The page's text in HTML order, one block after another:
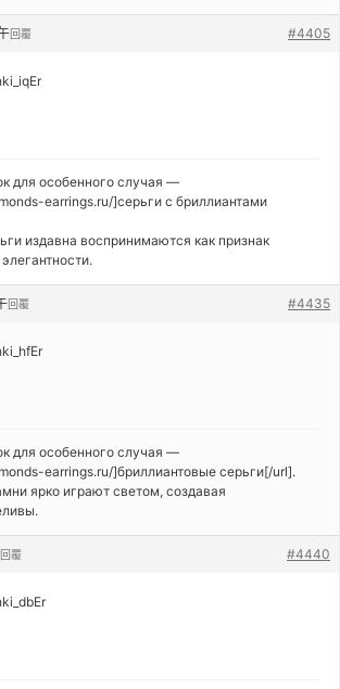
#4405
回覆
для особенного случая —
earrings.ru/]серьги с бриллиантами
издавна воспринимаются как признак
#4435
回覆
для особенного случая —
earrings.ru/]бриллиантовые серьги[/url].
ярко играют светом, создавая
#4440
回覆